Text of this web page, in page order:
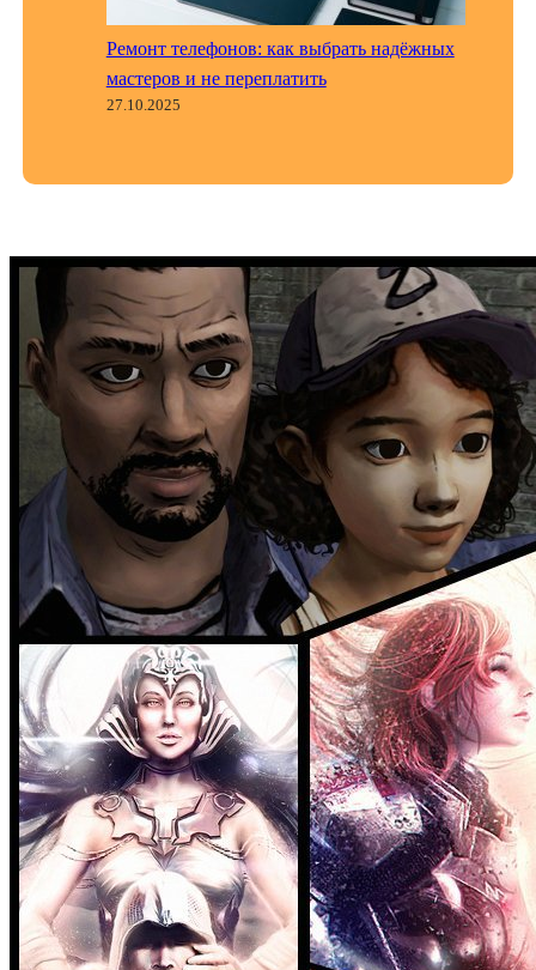
Ремонт телефонов: как выбрать надёжных
мастеров и не переплатить
27.10.2025